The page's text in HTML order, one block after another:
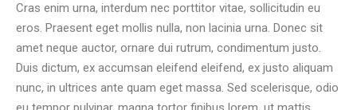
Cras enim urna, interdum nec porttitor vitae, sollicitudin eu
eros. Praesent eget mollis nulla, non lacinia urna. Donec sit
amet neque auctor, ornare dui rutrum, condimentum justo.
Duis dictum, ex accumsan eleifend eleifend, ex justo aliquam
nunc, in ultrices ante quam eget massa. Sed scelerisque, odio